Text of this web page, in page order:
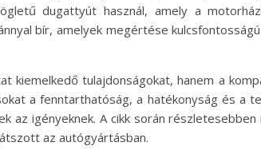
dugattyút használ, amely a
bír, amelyek megértése
kiemelkedő tulajdonságokat, hanem a
a fenntarthatóság, a hatékonyság és a
az igényeknek. A cikk során
az autógyártásban.